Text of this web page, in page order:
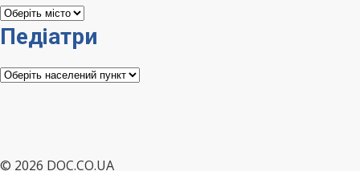
Терапевти
Педіатри
Педіатри
© 2026 DOC.CO.UA